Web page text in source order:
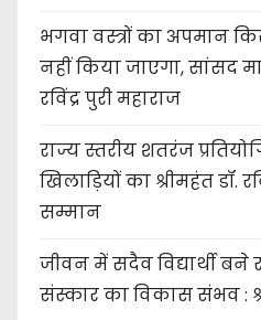
भगवा वस्त्रों का अपमान
नहीं किया जाएगा, सांसद
रविंद्र पुरी महाराज
राज्य स्तरीय शतरंज
खिलाड़ियों का श्रीमहंत डॉ.
सम्मान
जीवन में सदैव विद्यार्थी बने
संस्कार का विकास संभव :